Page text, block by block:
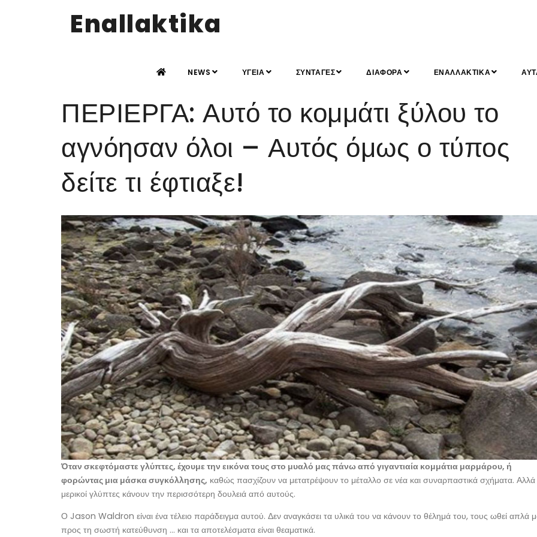
Enallaktika
NEWS ΥΓΕΙΑ ΣΥΝΤΑΓΕΣ ΔΙΑΦΟΡΑ ΕΝΑΛΛΑΚΤΙΚΑ
ΠΕΡΙΕΡΓΑ: Αυτό το κομμάτι ξύλου το
αγνόησαν όλοι – Αυτός όμως ο τύπος
δείτε τι έφτιαξε!
Όταν σκεφτόμαστε γλύπτες, έχουμε την εικόνα τους στο μυαλό μας πάνω από γιγαντιαία κομμάτια μαρμάρου, ή
φορώντας μια μάσκα συγκόλλησης, καθώς πασχίζουν να μετατρέψουν το μέταλλο σε νέα και συναρπαστικά σχήματα. Αλλά
μερικοί γλύπτες κάνουν την περισσότερη δουλειά από αυτούς.
Ο Jason Waldron είναι ένα τέλειο παράδειγμα αυτού. Δεν αναγκάσει τα υλικά του να κάνουν το θέλημά του, τους ωθεί απλά
προς τη σωστή κατεύθυνση … και τα αποτελέσματα είναι θεαματικά.